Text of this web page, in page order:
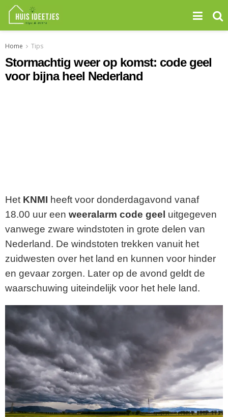
Home Tips
Stormachtig weer op komst: code geel
voor bijna heel Nederland
Het KNMI heeft voor donderdagavond vanaf
18.00 uur een weeralarm code geel uitgegeven
vanwege zware windstoten in grote delen van
Nederland. De windstoten trekken vanuit het
zuidwesten over het land en kunnen voor hinder
en gevaar zorgen. Later op de avond geldt de
waarschuwing uiteindelijk voor het hele land.